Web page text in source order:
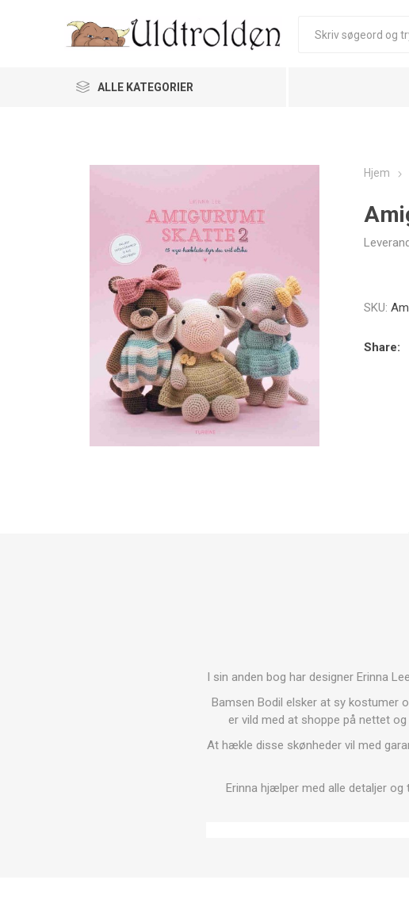
ALLE KATEGORIER
Hjem
SKU:
Share:
I sin anden bog har designer Erinna
Bamsen Bodil elsker at sy kostumer
er vild med at shoppe på nettet
At hækle disse skønheder vil med
Erinna hjælper med alle detaljer